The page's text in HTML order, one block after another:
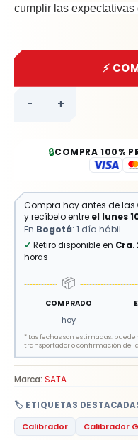
cumplir las expectativas
- +
⚡
🏷️ ETIQUETAS
Calibrador
Calibrador
Marca: SATA
🔒COMPRA 100%
Compra hoy antes de las
y recíbelo entre el lunes
En Bogotá: 1 día hábil
✓ Retiro disponible en Cra.
horas
📦
COMPRADO
hoy
* Las fechas son estimadas:
transportador o confirmación de